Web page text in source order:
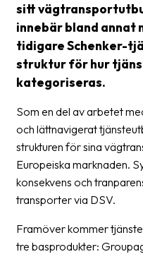
Skrivarinställningar
Tulldeklarationer
Leveransvillkor
Manualer
Nedladdningar
Streckkodsläsare
Om
sitt
innebär bland annat
tidigare Schenker-
struktur för hur
kategoriseras.
Som en del av arbetet
och lättnavigerat
strukturen för sina
Europeiska marknaden.
konsekvens och
transporter via DSV.
Framöver kommer
tre basprodukter: